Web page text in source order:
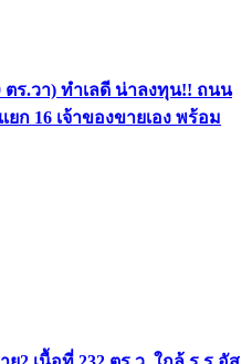
ตร.วา) ทำเลดี น่าลงทุน!! ถนน
ก 16 เจ้าของขายเอง พร้อม